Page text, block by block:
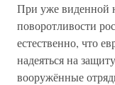
При уже виденной
поворотливости
естественно, что
надеяться на
вооружённые